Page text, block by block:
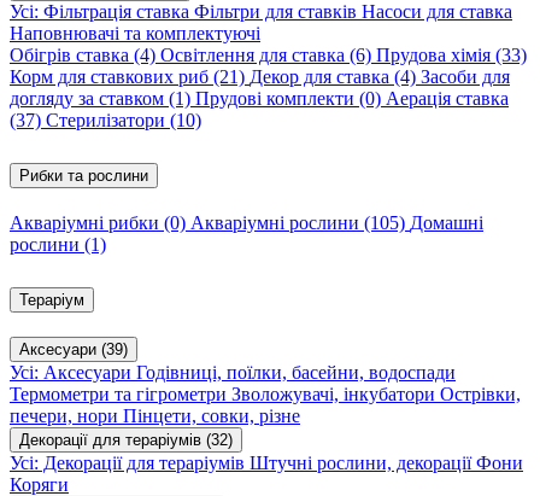
Усі: Фільтрація ставка Фільтри для ставків Насоси для ставка
Наповнювачі та комплектуючі
Обігрів ставка (4) Освітлення для ставка (6) Прудова хімія (33)
Корм для ставкових риб (21) Декор для ставка (4) Засоби для
догляду за ставком (1) Прудові комплекти (0) Аерація ставка
(37) Стерилізатори (10)
Рибки та рослини
Акваріумні рибки (0) Акваріумні рослини (105) Домашні
рослини (1)
Тераріум
Аксесуари (39)
Усі: Аксесуари Годівниці, поїлки, басейни, водоспади
Термометри та гігрометри Зволожувачі, інкубатори Острівки,
печери, нори Пінцети, совки, різне
Декорації для тераріумів (32)
Усі: Декорації для тераріумів Штучні рослини, декораціїФони
Коряги